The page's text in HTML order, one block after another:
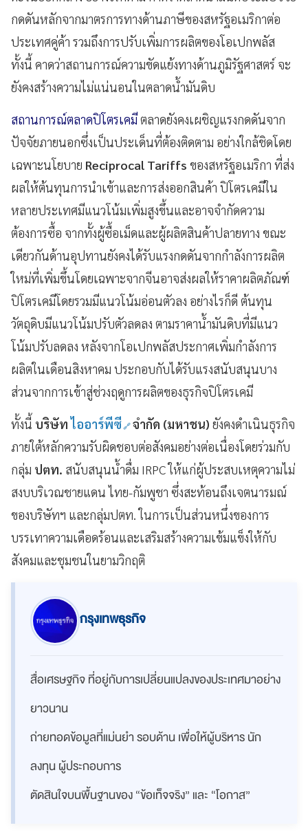
กดดันหลักจากมาตรการทางด้านภาษีของสหรัฐอเมริกาต่อ
ประเทศคู่ค้า รวมถึงการปรับเพิ่มการผลิตของโอเปกพลัส
ทั้งนี้ คาดว่าสถานการณ์ความขัดแย้งทางด้านภูมิรัฐศาสตร์ จะ
ยังคงสร้างความไม่แน่นอนในตลาดน้ำมันดิบ
สถานการณ์ตลาดปิโตรเคมีตลาดยังคงเผชิญแรงกดดันจาก
ปัจจัยภายนอกซึ่งเป็นประเด็นที่ต้องติดตาม อย่างใกล้ชิดโดย
เฉพาะนโยบาย Reciprocal Tariffs ของสหรัฐอเมริกา ที่ส่ง
ผลให้ต้นทุนการนำเข้าและการส่งออกสินค้า ปิโตรเคมีใน
หลายประเทศมีแนวโน้มเพิ่มสูงขึ้นและอาจจำกัดความ
ต้องการซื้อ จากทั้งผู้ซื้อเม็ดและผู้ผลิตสินค้าปลายทาง ขณะ
เดียวกันด้านอุปทานยังคงได้รับแรงกดดันจากกำลังการผลิต
ใหม่ที่เพิ่มขึ้นโดยเฉพาะจากจีนอาจส่งผลให้ราคาผลิตภัณฑ์
ปิโตรเคมีโดยรวมมีแนวโน้มอ่อนตัวลง อย่างไรก็ดี ต้นทุน
วัตถุดิบมีแนวโน้มปรับตัวลดลง ตามราคาน้ำมันดิบที่มีแนว
โน้มปรับลดลง หลังจากโอเปกพลัสประกาศเพิ่มกำลังการ
ผลิตในเดือนสิงหาคม ประกอบกับได้รับแรงสนับสนุนบาง
ส่วนจากการเข้าสู่ช่วงฤดูการผลิตของธุรกิจปิโตรเคมี
ทั้งนี้ บริษัทไออาร์พีซี จำกัด (มหาชน) ยังคงดำเนินธุรกิจ
ภายใต้หลักความรับผิดชอบต่อสังคมอย่างต่อเนื่องโดยร่วมกับ
กลุ่ม ปตท. สนับสนุนน้ำดื่ม IRPC ให้แก่ผู้ประสบเหตุความไม่
สงบบริเวณชายแดน ไทย-กัมพูชา ซึ่งสะท้อนถึงเจตนารมณ์
ของบริษัทฯ และกลุ่มปตท. ในการเป็นส่วนหนึ่งของการ
บรรเทาความเดือดร้อนและเสริมสร้างความเข้มแข็งให้กับ
สังคมและชุมชนในยามวิกฤติ
กรุงเทพธุรกิจ
สื่อเศรษฐกิจ ที่อยู่กับการเปลี่ยนแปลงของประเทศมาอย่าง
ยาวนาน
ถ่ายทอดข้อมูลที่แม่นยำ รอบด้าน เพื่อให้ผู้บริหาร นัก
ลงทุน ผู้ประกอบการ
ตัดสินใจบนพื้นฐานของ “ข้อเท็จจริง” และ “โอกาส”